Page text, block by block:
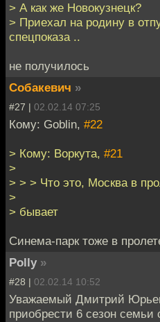
> А как же Новокузнецк?
> Приехал на родину в
спецпоказа ..
не получилось
Собакевич »
#27 | 02.02.14 07:25
Кому: Goblin, #22
> Кому: Воркута, #21
>
> > > Что это, Москва в
>
> бывает
Синема-парк тоже в
Polly »
#28 | 02.02.14 10:52
Уважаемый Дмитрий
приобрести 6 сезон семьи